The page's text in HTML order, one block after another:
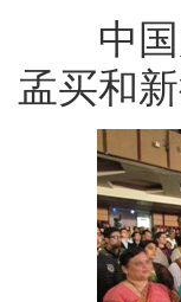
中国广
孟买和